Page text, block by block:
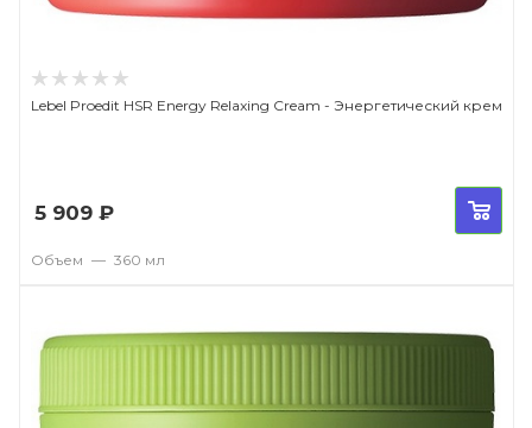
Lebel Proedit HSR Energy Relaxing Cream - Энергетический крем
5 909 ₽
Объем — 360 мл